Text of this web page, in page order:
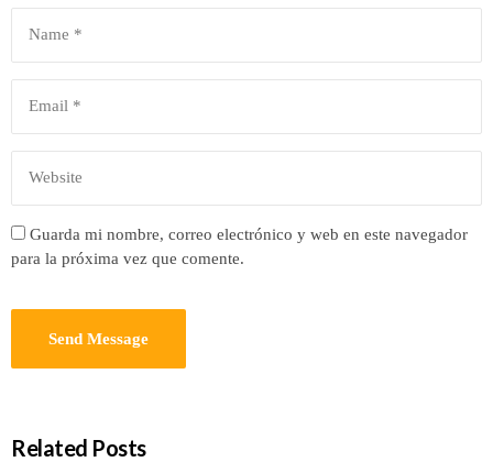
Guarda mi nombre, correo electrónico y web en este navegador
para la próxima vez que comente.
Related Posts